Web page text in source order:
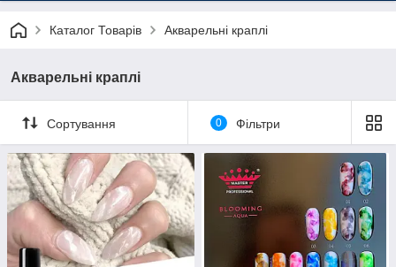
Каталог Товарів Акварельні краплі
Акварельні краплі
Сортування 0 Фільтри